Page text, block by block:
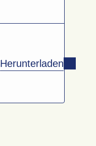
Herunterladen